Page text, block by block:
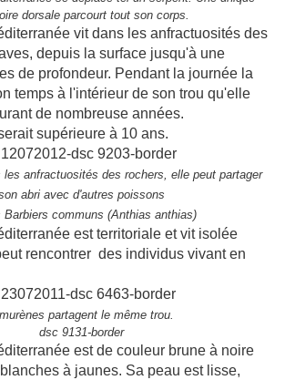
dorsale parcourt tout son corps.
vit dans les anfractuosités des
depuis la surface jusqu'à une
de profondeur. Pendant la journée la
temps à l'intérieur de son trou qu'elle
de nombreuse années.
supérieure à 10 ans.
les anfractuosités des rochers, elle peut partager
abri avec d'autres poissons
Barbiers communs (Anthias anthias)
est territoriale et vit isolée
rencontrer des individus vivant en
partagent le même trou.
est de couleur brune à noire
à jaunes. Sa peau est lisse,